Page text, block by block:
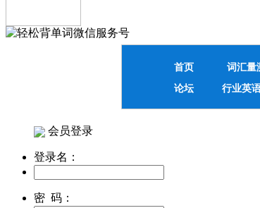
首页 词汇量
论坛
行业英
会员登录
登录名：
密 码：